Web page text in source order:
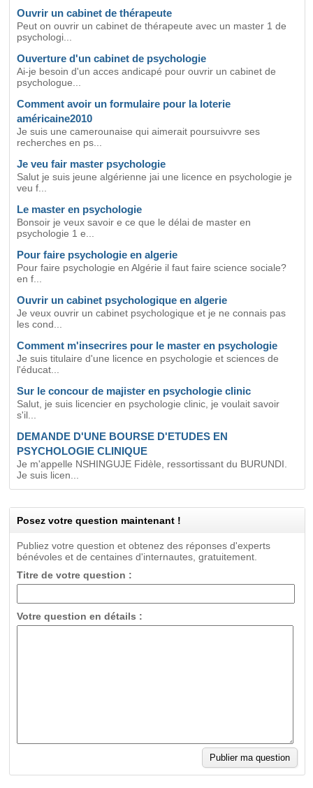
Ouvrir un cabinet de thérapeute
Peut on ouvrir un cabinet de thérapeute avec un master 1 de
psychologi...
Ouverture d'un cabinet de psychologie
Ai-je besoin d'un acces andicapé pour ouvrir un cabinet de
psychologue...
Comment avoir un formulaire pour la loterie
américaine2010
Je suis une camerounaise qui aimerait poursuivvre ses
recherches en ps...
Je veu fair master psychologie
Salut je suis jeune algérienne jai une licence en psychologie je
veu f...
Le master en psychologie
Bonsoir je veux savoir e ce que le délai de master en
psychologie 1 e...
Pour faire psychologie en algerie
Pour faire psychologie en Algérie il faut faire science sociale?
en f...
Ouvrir un cabinet psychologique en algerie
Je veux ouvrir un cabinet psychologique et je ne connais pas
les cond...
Comment m'insecrires pour le master en psychologie
Je suis titulaire d'une licence en psychologie et sciences de
l'éducat...
Sur le concour de majister en psychologie clinic
Salut, je suis licencier en psychologie clinic, je voulait savoir
s'il...
DEMANDE D'UNE BOURSE D'ETUDES EN
PSYCHOLOGIE CLINIQUE
Je m'appelle NSHINGUJE Fidèle, ressortissant du BURUNDI.
Je suis licen...
Posez votre question maintenant !
Publiez votre question et obtenez des réponses d'experts
bénévoles et de centaines d'internautes, gratuitement.
Titre de votre question :
Votre question en détails :